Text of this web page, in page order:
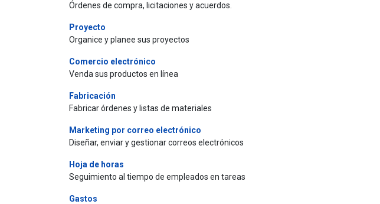
Órdenes de compra, licitaciones y acuerdos.
Proyecto
Organice y planee sus proyectos
Comercio electrónico
Venda sus productos en línea
Fabricación
Fabricar órdenes y listas de materiales
Marketing por correo electrónico
Diseñar, enviar y gestionar correos electrónicos
Hoja de horas
Seguimiento al tiempo de empleados en tareas
Gastos